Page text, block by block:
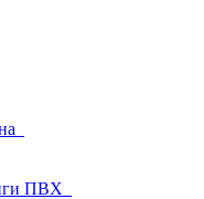
ПВХ